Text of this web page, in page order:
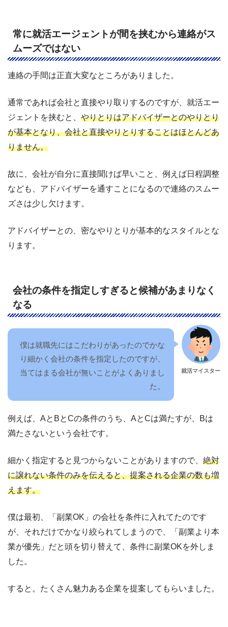
常に就活エージェントが間を挟むから連絡がス
ムーズではない
連絡の手間は正直大変なところがありました。
通常であれば会社と直接やり取りするのですが、就活エー
ジェントを挟むと、 やりとりはアドバイザーとのやりとり
が基本となり、会社と直接やりとりすることはほとんどあ
りません。
故に、会社が自分に直接聞けば早いこと、例えば日程調整
なども、アドバイザーを通すことになるので連絡のスムー
ズさは少し欠けます。
アドバイザーとの、密なやりとりが基本的なスタイルとな
ります。
会社の条件を指定しすぎると候補があまりなく
なる
就活マイスター
僕は就職先にはこだわりがあったのでかな
り細かく会社の条件を指定したのですが、
当てはまる会社が無いことがよくありまし
た。
例えば、AとBとCの条件のうち、AとCは満たすが、Bは
満たさないという会社です。
細かく指定すると見つからないことがありますので、 絶対
に譲れない条件のみを伝えると、提案される企業の数も増
えます。
僕は最初、「副業OK」の会社を条件に入れてたのです
が、それだけでかなり絞られてしまうので、「副業より本
業が優先」だと頭を切り替えて、条件に副業OKを外しま
した。
すると。たくさん魅力ある企業を提案してもらいました。